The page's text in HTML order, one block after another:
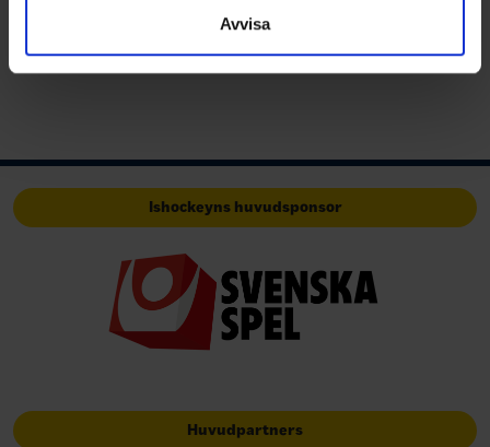
Avvisa
Ishockeyns huvudsponsor
Huvudpartners